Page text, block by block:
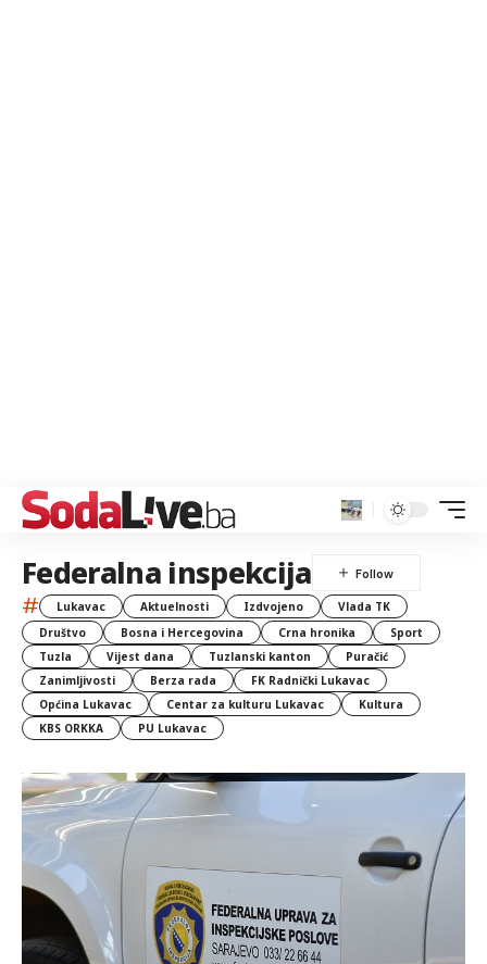
Federalna inspekcija
# Lukavac Aktuelnosti Izdvojeno
Vlada TK
Društvo
Bosna i Hercegovina Crna hronika
Sport
Tuzla
Vijest dana Tuzlanski kanton
Puračić
Zanimljivosti
Berza rada
FK Radnički Lukavac
Općina Lukavac
Centar za kulturu Lukavac
Kultura
KBS ORKKA
PU Lukavac